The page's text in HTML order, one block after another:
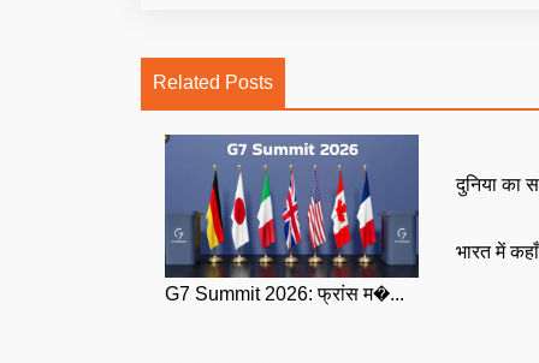
Related Posts
G7 Summit 2026: फ्रांस म�...
दुनिया का
भारत में